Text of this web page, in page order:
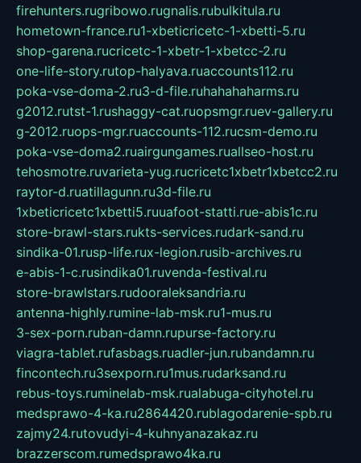
firehunters.rugribowo.rugnalis.rubulkitula.ru
hometown-france.ru1-xbeticricetc-1-xbetti-5.ru
shop-garena.rucricetc-1-xbetr-1-xbetcc-2.ru
one-life-story.rutop-halyava.ruaccounts112.ru
poka-vse-doma-2.ru3-d-file.ruhahahaharms.ru
g2012.rutst-1.rushaggy-cat.ruopsmgr.ruev-gallery.ru
g-2012.ruops-mgr.ruaccounts-112.rucsm-demo.ru
poka-vse-doma2.ruairgungames.ruallseo-host.ru
tehosmotre.ruvarieta-yug.rucricetc1xbetr1xbetcc2.ru
raytor-d.ruatillagunn.ru3d-file.ru
1xbeticricetc1xbetti5.ruuafoot-statti.rue-abis1c.ru
store-brawl-stars.rukts-services.rudark-sand.ru
sindika-01.rusp-life.rux-legion.rusib-archives.ru
e-abis-1-c.rusindika01.ruvenda-festival.ru
store-brawlstars.rudooraleksandria.ru
antenna-highly.rumine-lab-msk.ru1-mus.ru
3-sex-porn.ruban-damn.rupurse-factory.ru
viagra-tablet.rufasbags.ruadler-jun.rubandamn.ru
fincontech.ru3sexporn.ru1mus.rudarksand.ru
rebus-toys.ruminelab-msk.rualabuga-cityhotel.ru
medsprawo-4-ka.ru2864420.rublagodarenie-spb.ru
zajmy24.rutovudyi-4-kuhnyanazakaz.ru
brazzerscom.rumedsprawo4ka.ru